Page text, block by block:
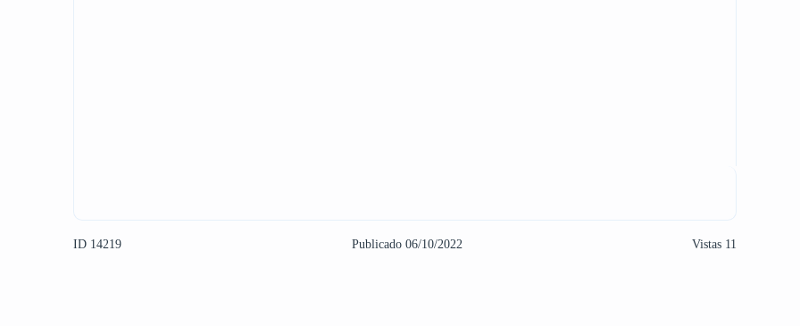
ID 14219 Publicado 06/10/2022 Vistas 11